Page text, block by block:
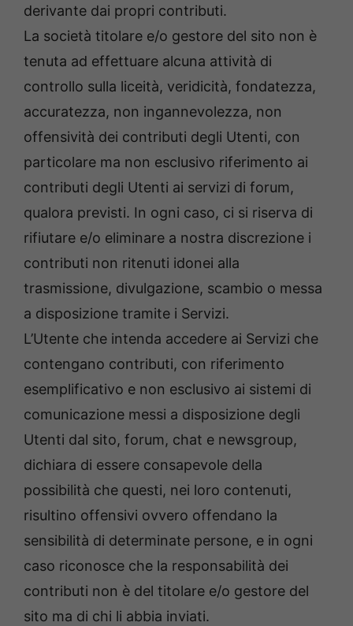
derivante dai propri contributi.
La società titolare e/o gestore del sito non è
tenuta ad effettuare alcuna attività di
controllo sulla liceità, veridicità, fondatezza,
accuratezza, non ingannevolezza, non
offensività dei contributi degli Utenti, con
particolare ma non esclusivo riferimento ai
contributi degli Utenti ai servizi di forum,
qualora previsti. In ogni caso, ci si riserva di
rifiutare e/o eliminare a nostra discrezione i
contributi non ritenuti idonei alla
trasmissione, divulgazione, scambio o messa
a disposizione tramite i Servizi.
L’Utente che intenda accedere ai Servizi che
contengano contributi, con riferimento
esemplificativo e non esclusivo ai sistemi di
comunicazione messi a disposizione degli
Utenti dal sito, forum, chat e newsgroup,
dichiara di essere consapevole della
possibilità che questi, nei loro contenuti,
risultino offensivi ovvero offendano la
sensibilità di determinate persone, e in ogni
caso riconosce che la responsabilità dei
contributi non è del titolare e/o gestore del
sito ma di chi li abbia inviati.